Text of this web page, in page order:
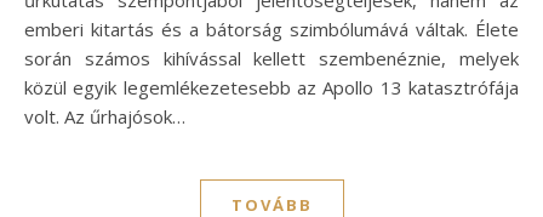
emberi kitartás és a bátorság szimbólumává váltak. Élete
során számos kihívással kellett szembenéznie, melyek
közül egyik legemlékezetesebb az Apollo 13 katasztrófája
volt. Az űrhajósok…
TOVÁBB